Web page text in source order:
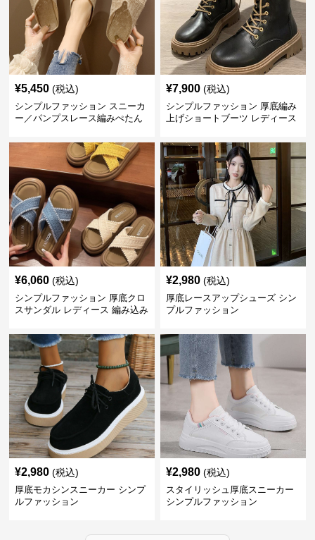
¥5,450 (税込)
シンプルファッション スニーカ
ー／パンプスレース編みぺたん
¥7,900 (税込)
シンプルファッション 厚底編み
上げショートブーツ レディース
¥6,060 (税込)
シンプルファッション 厚底クロ
スサンダル レディース 編み込み
¥2,980 (税込)
厚底レースアップシューズ シン
プルファッション
¥2,980 (税込)
厚底モカシンスニーカー シンプ
ルファッション
¥2,980 (税込)
スタイリッシュ厚底スニーカー
シンプルファッション